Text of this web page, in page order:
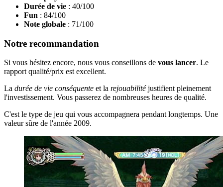
Durée de vie : 40/100
Fun : 84/100
Note globale : 71/100
Notre recommandation
Si vous hésitez encore, nous vous conseillons de vous lancer. Le
rapport qualité/prix est excellent.
La durée de vie conséquente et la rejouabilitéjustifient pleinement
l'investissement. Vous passerez de nombreuses heures de qualité.
C'est le type de jeu qui vous accompagnera pendant longtemps. Une
valeur sûre de l'année 2009.